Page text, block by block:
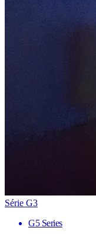
Série G3
G5 Series